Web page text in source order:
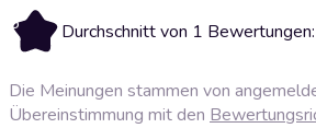
5 Durchschnitt von 1
Die Meinungen stammen von
Übereinstimmung mit den